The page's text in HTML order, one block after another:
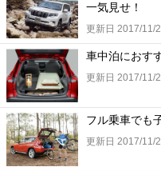
一気見せ！
更新日 2017/11/
車中泊におす
更新日 2017/11/
フル乗車でも
更新日 2017/11/